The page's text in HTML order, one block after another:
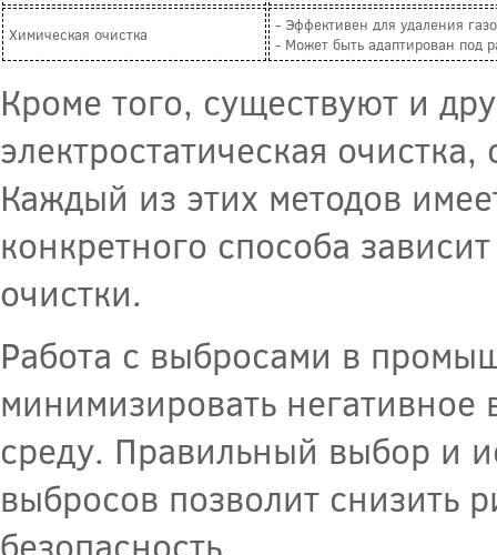
Химическая очистка
- Эффективен для удаления
- Может быть адаптирован под
Кроме того, существуют и
электростатическая
Каждый из этих методов
конкретного способа
очистки.
Работа с выбросами в
минимизировать
среду. Правильный выбор и
выбросов позволит снизить
безопасность.